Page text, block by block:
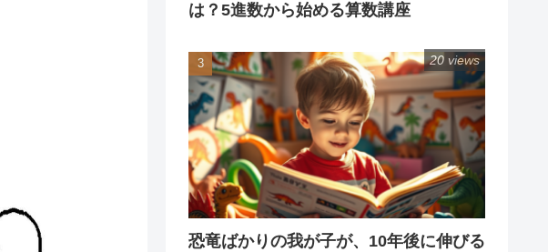
は？5進数から始める算数講座
恐竜ばかりの我が子が、10年後に伸びる
20 views